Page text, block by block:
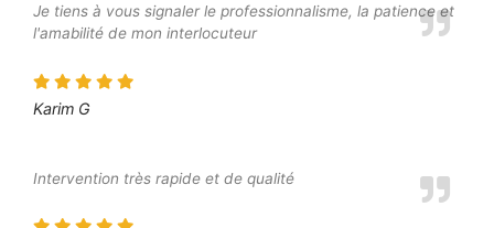
Je tiens à vous signaler le professionnalisme, la patience et
l'amabilité de mon interlocuteur
Karim G
Intervention très rapide et de qualité